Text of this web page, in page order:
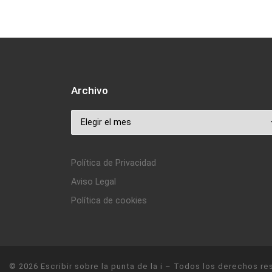
Archivo
Archivo
Política de Privacidad
Aviso Legal
Política de cookies
© 2026 Escribir sobre la punta de la i – Todos los derechos